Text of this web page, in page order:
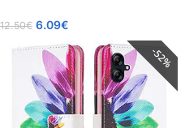
12.50€ 6.09€
52%